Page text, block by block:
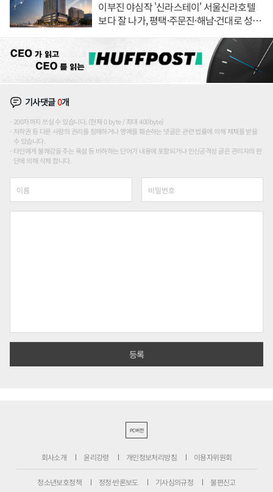
이부진 야심작 '신라스테이' 서울신라호텔
보다 잘 나가, 평택·주문진·해남·건대로 성
기사댓글0개
200자까지 쓰실 수 있습니다. (현재 0 byte / 최대 400byte)
저작권 등 다른 사람의 권리를 침해하거나 명예를 훼손하는 댓글은 관련 법률에 의해 제재를 받을
수 있습니다.
타인에게 불쾌감을 주는 욕설 등 비하하는 단어가 내용에 포함되거나 인신공격성 글은 관리자의 판
단에 의해 삭제 합니다.
PC버전
회사소개 윤리강령 개인정보처리방침 이용자위원회
청소년보호정책 정정·반론보도 기사심의규정 불편신고